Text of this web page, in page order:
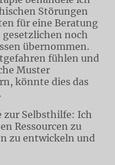
Störungen
für eine Beratung
gesetzlichen noch
übernommen.
fühlen und
Muster
könnte dies das
zur Selbsthilfe: Ich
Ressourcen zu
zu entwickeln und